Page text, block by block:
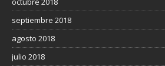
septiembre 2018
agosto 2018
julio 2018